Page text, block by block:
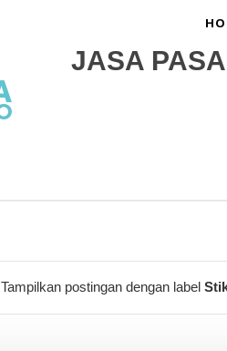
JASA
Tampilkan postingan dengan label